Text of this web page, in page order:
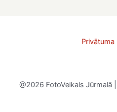
Privātuma
@2026 FotoVeikals Jūrmalā